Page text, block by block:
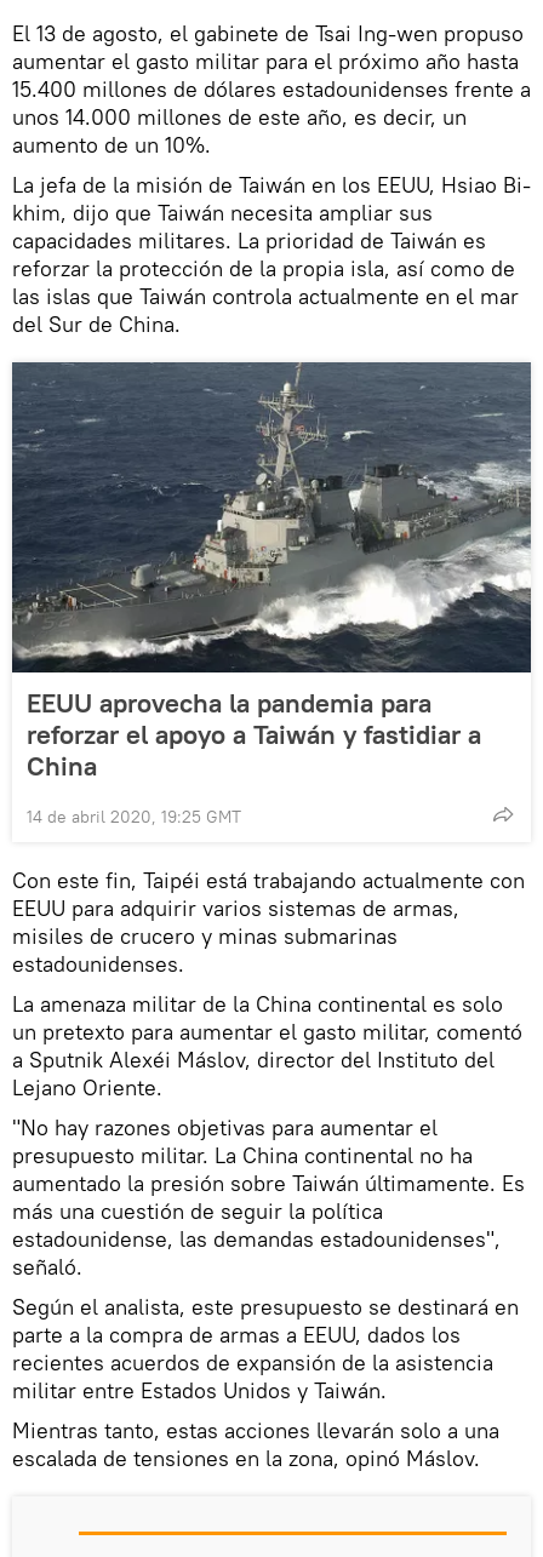
El 13 de agosto, el gabinete de Tsai Ing-wen propuso
aumentar el gasto militar para el próximo año hasta
15.400 millones de dólares estadounidenses frente a
unos 14.000 millones de este año, es decir, un
aumento de un 10%.
La jefa de la misión de Taiwán en los EEUU, Hsiao Bi-
khim, dijo que Taiwán necesita ampliar sus
capacidades militares. La prioridad de Taiwán es
reforzar la protección de la propia isla, así como de
las islas que Taiwán controla actualmente en el mar
del Sur de China.
EEUU aprovecha la pandemia para
reforzar el apoyo a Taiwán y fastidiar a
China
14 de abril 2020, 19:25 GMT
Con este fin, Taipéi está trabajando actualmente con
EEUU para adquirir varios sistemas de armas,
misiles de crucero y minas submarinas
estadounidenses.
La amenaza militar de la China continental es solo
un pretexto para aumentar el gasto militar, comentó
a Sputnik Alexéi Máslov, director del Instituto del
Lejano Oriente.
"No hay razones objetivas para aumentar el
presupuesto militar. La China continental no ha
aumentado la presión sobre Taiwán últimamente. Es
más una cuestión de seguir la política
estadounidense, las demandas estadounidenses",
señaló.
Según el analista, este presupuesto se destinará en
parte a la compra de armas a EEUU, dados los
recientes acuerdos de expansión de la asistencia
militar entre Estados Unidos y Taiwán.
Mientras tanto, estas acciones llevarán solo a una
escalada de tensiones en la zona, opinó Máslov.